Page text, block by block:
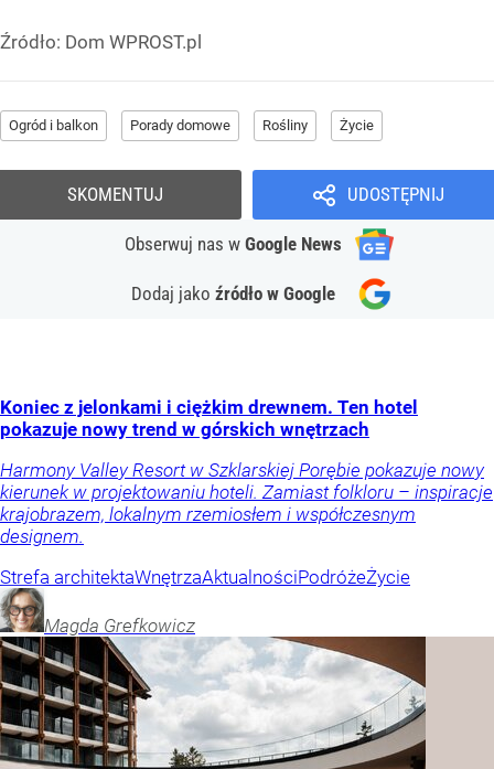
Źródło: Dom WPROST.pl
Ogród i balkon Porady domowe Rośliny Życie
UDOSTĘPNIJ
Obserwuj nas w Google News
Dodaj jako źródło w Google
SKOMENTUJ
Koniec z jelonkami i ciężkim drewnem. Ten hotel
pokazuje nowy trend w górskich wnętrzach
Harmony Valley Resort w Szklarskiej Porębie pokazuje nowy
kierunek w projektowaniu hoteli. Zamiast folkloru – inspiracje
krajobrazem, lokalnym rzemiosłem i współczesnym
designem.
Strefa architektaWnętrzaAktualnościPodróżeŻycie
Magda Grefkowicz